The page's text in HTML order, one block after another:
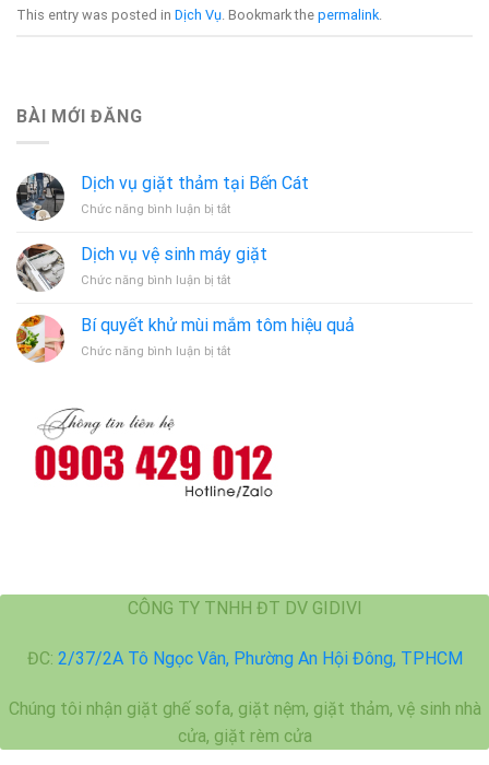
This entry was posted in Dịch Vụ . Bookmark the permalink
BÀI MỚI ĐĂNG
Dịch vụ giặt thảm tại Bến Cát
Chức năng bình luận bị tắtở
giặt
thảm
Bến
Dịch vụ vệ sinh máy giặt
Chức năng bình luận bị tắtở
vụ
vệ
sinh
Bí quyết khử mùi mắm tôm hiệu quả
Chức năng bình luận bị tắtở
mắm
hiệu
quả
CÔNG TY TNHH ĐT DV GIDIVI
ĐC: 2/37/2A Tô Ngọc Vân, Phường An Hội Đông, TPHCM
Chúng tôi nhận giặt ghế sofa, giặt nệm, giặt thảm, vệ sinh nhà
cửa, giặt rèm cửa